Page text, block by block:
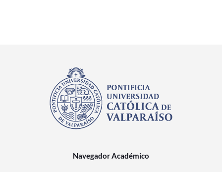
Navegador Académico